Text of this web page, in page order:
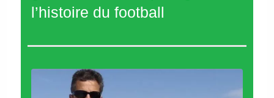
l’histoire du football